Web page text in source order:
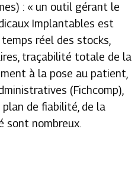
: « un outil gérant le
Implantables est
réel des stocks,
traçabilité totale de la
à la pose au patient,
(Fichcomp),
de fiabilité, de la
sont nombreux.